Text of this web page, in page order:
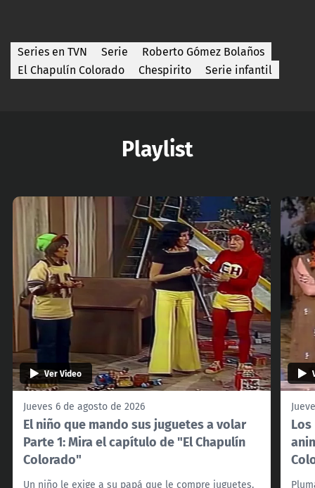
Series en TVN Serie
Roberto Gómez Bolaños
El Chapulín Colorado
Chespirito Serie infantil
Playlist
Ver Video
Jueves 6 de agosto de 2026
El niño que mando sus juguetes a volar
Parte 1: Mira el capítulo de "El Chapulín
Colorado"
Un niño le exige a su papá que le compre juguetes,